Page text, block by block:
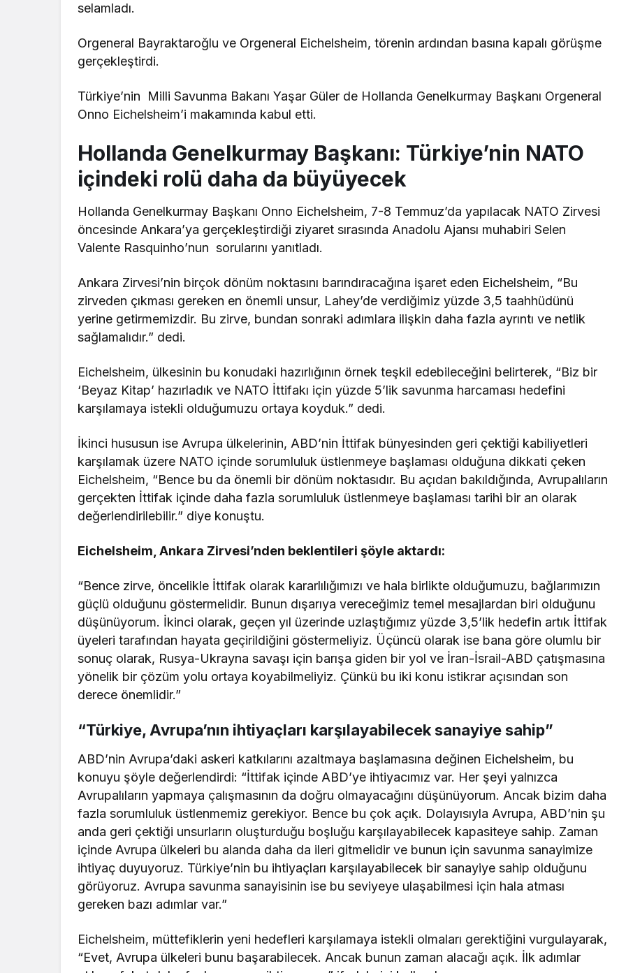
selamladı.
Orgeneral Bayraktaroğlu ve Orgeneral Eichelsheim,​ törenin ardından basına kapalı görüşme
gerçekleştirdi.
Türkiye’nin Milli Savunma Bakanı Yaşar Güler de Hollanda Genelkurmay Başkanı Orgeneral
Onno Eichelsheim’i makamında kabul etti.
Hollanda Genelkurmay Başkanı: Türkiye’nin NATO
içindeki rolü daha da büyüyecek
Hollanda Genelkurmay Başkanı Onno Eichelsheim, 7-8 Temmuz’da yapılacak NATO Zirvesi
öncesinde Ankara’ya gerçekleştirdiği ziyaret sırasında Anadolu Ajansı muhabiriSelen
Valente Rasquinho’nunsorularını yanıtladı.
Ankara Zirvesi’nin birçok dönüm noktasını barındıracağına işaret eden Eichelsheim, “Bu
zirveden çıkması gereken en önemli unsur, Lahey’de verdiğimiz yüzde 3,5 taahhüdünü
yerine getirmemizdir. Bu zirve, bundan sonraki adımlara ilişkin daha fazla ayrıntı ve netlik
sağlamalıdır.” dedi.
Eichelsheim, ülkesinin bu konudaki hazırlığının örnek teşkil edebileceğini belirterek, “Biz bir
‘Beyaz Kitap’ hazırladık ve NATO İttifakı için yüzde 5’lik savunma harcaması hedefini
karşılamaya istekli olduğumuzu ortaya koyduk.” dedi.
İkinci hususun ise Avrupa ülkelerinin, ABD’nin İttifak bünyesinden geri çektiği kabiliyetleri
karşılamak üzere NATO içinde sorumluluk üstlenmeye başlaması olduğuna dikkati çeken
Eichelsheim, “Bence bu da önemli bir dönüm noktasıdır. Bu açıdan bakıldığında, Avrupalıların
gerçekten İttifak içinde daha fazla sorumluluk üstlenmeye başlaması tarihi bir an olarak
değerlendirilebilir.” diye konuştu.
Eichelsheim, Ankara Zirvesi’nden beklentileri şöyle aktardı:
“Bence zirve, öncelikle İttifak olarak kararlılığımızı ve hala birlikte olduğumuzu, bağlarımızın
güçlü olduğunu göstermelidir. Bunun dışarıya vereceğimiz temel mesajlardan biri olduğunu
düşünüyorum. İkinci olarak, geçen yıl üzerinde uzlaştığımız yüzde 3,5’lik hedefin artık İttifak
üyeleri tarafından hayata geçirildiğini göstermeliyiz. Üçüncü olarak ise bana göre olumlu bir
sonuç olarak, Rusya-Ukrayna savaşı için barışa giden bir yol ve İran-İsrail-ABD çatışmasına
yönelik bir çözüm yolu ortaya koyabilmeliyiz. Çünkü bu iki konu istikrar açısından son
derece önemlidir.”
“Türkiye, Avrupa’nın ihtiyaçları karşılayabilecek sanayiye sahip”
ABD’nin Avrupa’daki askeri katkılarını azaltmaya başlamasına değinen Eichelsheim, bu
konuyu şöyle değerlendirdi: “İttifak içinde ABD’ye ihtiyacımız var. Her şeyi yalnızca
Avrupalıların yapmaya çalışmasının da doğru olmayacağını düşünüyorum. Ancak bizim daha
fazla sorumluluk üstlenmemiz gerekiyor. Bence bu çok açık. Dolayısıyla Avrupa, ABD’nin şu
anda geri çektiği unsurların oluşturduğu boşluğu karşılayabilecek kapasiteye sahip. Zaman
içinde Avrupa ülkeleri bu alanda daha da ileri gitmelidir ve bunun için savunma sanayimize
ihtiyaç duyuyoruz. Türkiye’nin bu ihtiyaçları karşılayabilecek bir sanayiye sahip olduğunu
görüyoruz. Avrupa savunma sanayisinin ise bu seviyeye ulaşabilmesi için hala atması
gereken bazı adımlar var.”
Eichelsheim, müttefiklerin yeni hedefleri karşılamaya istekli olmaları gerektiğini vurgulayarak,
“Evet, Avrupa ülkeleri bunu başarabilecek. Ancak bunun zaman alacağı açık. İlk adımlar